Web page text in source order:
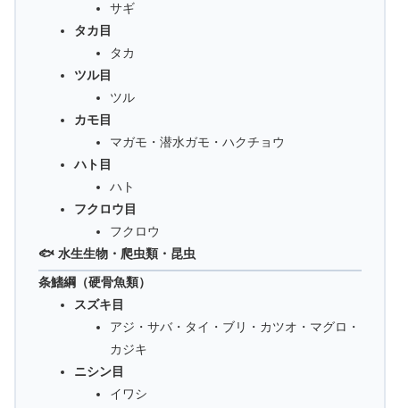
サギ
タカ目
タカ
ツル目
ツル
カモ目
マガモ・潜水ガモ・ハクチョウ
ハト目
ハト
フクロウ目
フクロウ
🐟 水生生物・爬虫類・昆虫
条鰭綱（硬骨魚類）
スズキ目
アジ・サバ・タイ・ブリ・カツオ・マグロ・
カジキ
ニシン目
イワシ